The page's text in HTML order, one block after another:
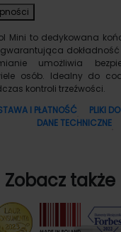
Mini to dedykowana
gwarantująca
umożliwia
osób. Idealny do
kontroli trzeźwości.
I PŁATNOŚĆ
PLIKI
DANE TECHNICZNE
Zobacz także